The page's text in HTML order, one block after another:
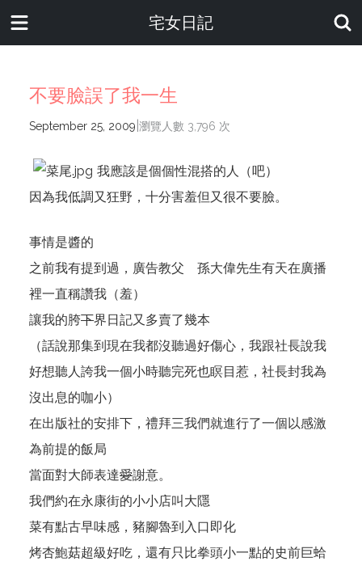
宅女日記
不要臉誤了我一生
September 25, 2009 瀏覽人數 3,796 次
我應該是個個性混搭的人（吧）
因為我低調又狂野，十分害羞但又很不要臉。
事情是醬的
之前我有提到過，廣告教父 孫大偉先生有天在廣播
裡一直稱讚我（羞）
讓我的胯下界日記又多賣了幾本
（話說那集到現在我都沒聽過好傷心，我跟社長說我
好想聽人誇我一個小時聽完死也瞑目惹，社長封我為
沒出息的咖小）
在出版社的安排下，禮拜三我們就進行了一個以感激
為前提的飯局
當面對大師表達愛謝意。
我們約在永康街的小小店叫大隱
菜有點古早味感，豬腳魯到入口即化
烤杏鮑菇超級好吃，還有只比拳頭小一點的史前巨蛤